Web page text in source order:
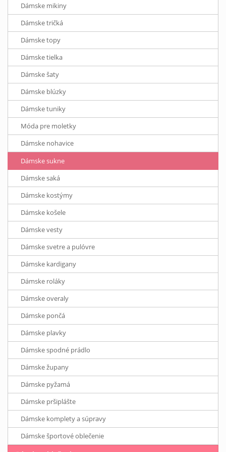
Dámske mikiny
Dámske tričká
Dámske topy
Dámske tielka
Dámske šaty
Dámske blúzky
Dámske tuniky
Móda pre moletky
Dámske nohavice
Dámske sukne
Dámske saká
Dámske kostýmy
Dámske košele
Dámske vesty
Dámske svetre a pulóvre
Dámske kardigany
Dámske roláky
Dámske overaly
Dámske pončá
Dámske plavky
Dámske spodné prádlo
Dámske župany
Dámske pyžamá
Dámske pršiplášte
Dámske komplety a súpravy
Dámske športové oblečenie